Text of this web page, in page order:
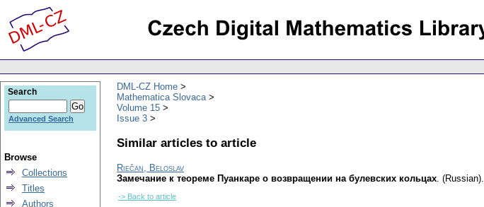
DML-CZ Home
Mathematica Slovaca
Volume 15
Issue 3
Similar articles to article
Riečan, Beloslav
Замечание к теореме Пуанкаре о возвращении на булевских кольцах. (Russian).
-> Back to article
Search
Advanced Search
Browse
Collections
Titles
Authors